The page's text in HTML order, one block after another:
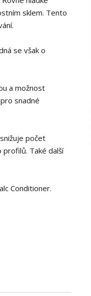
sklem. Tento
se však o
a možnost
snadné
počet
Také další
Conditioner.